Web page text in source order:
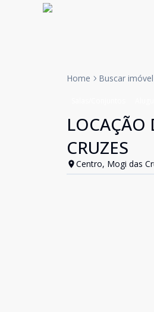
Home Buscar imóvel
LOCAÇÃO
CRUZES
Centro, Mogi das